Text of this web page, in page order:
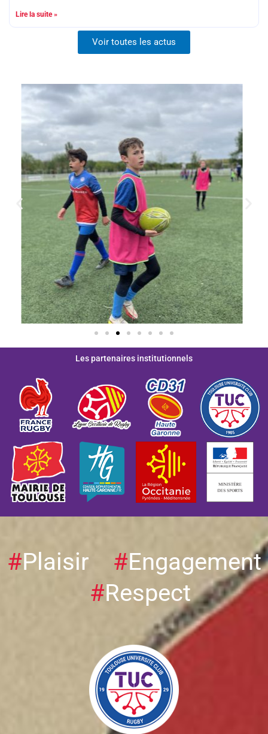
Lire la suite »
Voir toutes les actus
Les partenaires institutionnels
#Plaisir #Engagement
#Respect